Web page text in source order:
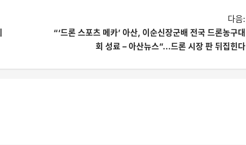
다음:
“‘드론 스포츠 메카’ 아산, 이순신장군배 전국 드론농구대
회 성료 – 아산뉴스”…드론 시장 판 뒤집힌다